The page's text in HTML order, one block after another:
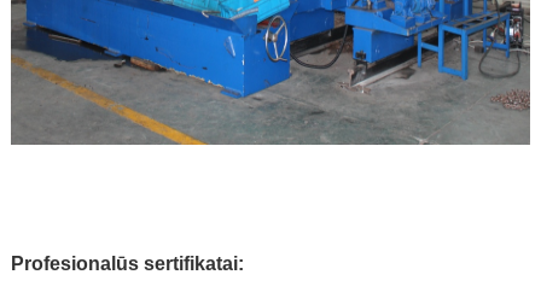
Profesionalūs sertifikatai: